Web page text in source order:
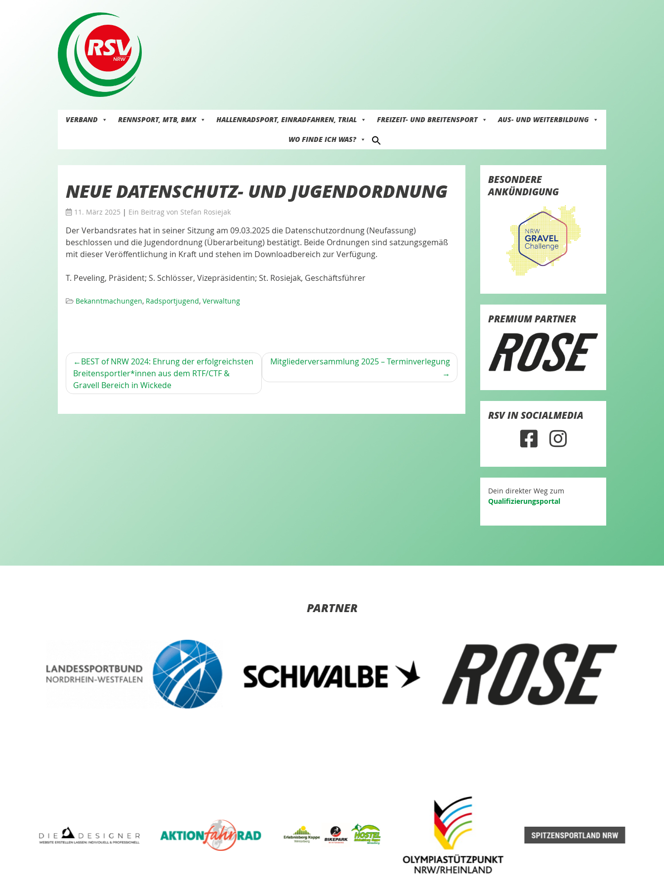
VERBAND RENNSPORT, MTB, BMX HALLENRADSPORT, EINRADFAHREN, TRIAL FREIZEIT- UND BREITENSPORT
AUS- UND WEITERBILDUNG
WO FINDE ICH WAS?
NEUE DATENSCHUTZ- UND JUGENDORDNUNG
11. März 2025 | Ein Beitrag von Stefan Rosiejak
Der Verbandsrates hat in seiner Sitzung am 09.03.2025 die Datenschutzordnung (Neufassung)
beschlossen und die Jugendordnung (Überarbeitung) bestätigt. Beide Ordnungen sind satzungsgemäß
mit dieser Veröffentlichung in Kraft und stehen im Downloadbereich zur Verfügung.
T. Peveling, Präsident; S. Schlösser, Vizepräsidentin; St. Rosiejak, Geschäftsführer
Bekanntmachungen, Radsportjugend, Verwaltung
BEITRAGSNAVIGATION
BEST of NRW 2024: Ehrung der erfolgreichsten
Breitensportler*innen aus dem RTF/CTF &
Gravell Bereich in Wickede
Mitgliederversammlung 2025 – Terminverlegung
BESONDERE
ANKÜNDIGUNG
PREMIUM PARTNER
RSV IN SOCIALMEDIA
Dein direkter Weg zum
Qualifizierungsportal
PARTNER